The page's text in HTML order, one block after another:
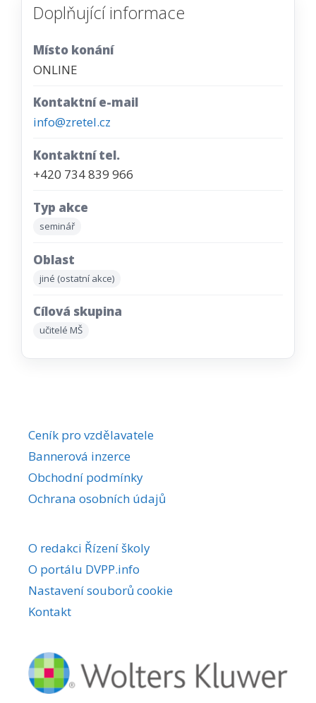
Doplňující informace
Místo konání
ONLINE
Kontaktní e-mail
info@zretel.cz
Kontaktní tel.
+420 734 839 966
Typ akce
seminář
Oblast
jiné (ostatní akce)
Cílová skupina
učitelé MŠ
Ceník pro vzdělavatele
Bannerová inzerce
Obchodní podmínky
Ochrana osobních údajů
O redakci Řízení školy
O portálu DVPP.info
Nastavení souborů cookie
Kontakt